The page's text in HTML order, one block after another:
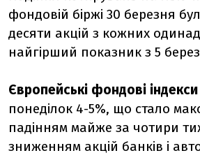
фондовій біржі 30 березня
десяти акцій з кожних
найгірший показник з 5
Європейські фондові індекси
понеділок 4-5%, що стало
падінням майже за чотири
зниженням акцій банків і